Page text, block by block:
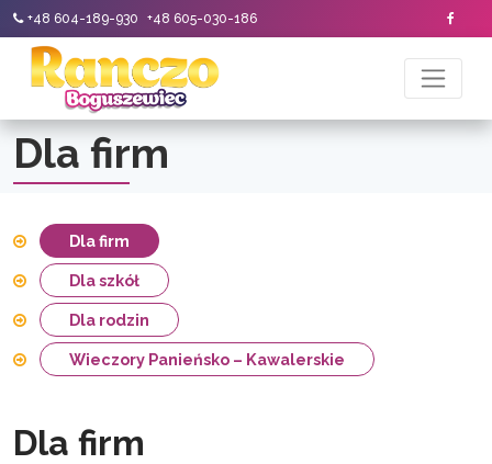
+48 604-189-930 +48 605-030-186
Dla firm
Dla firm
Dla szkół
Dla rodzin
Wieczory Panieńsko – Kawalerskie
Dla firm